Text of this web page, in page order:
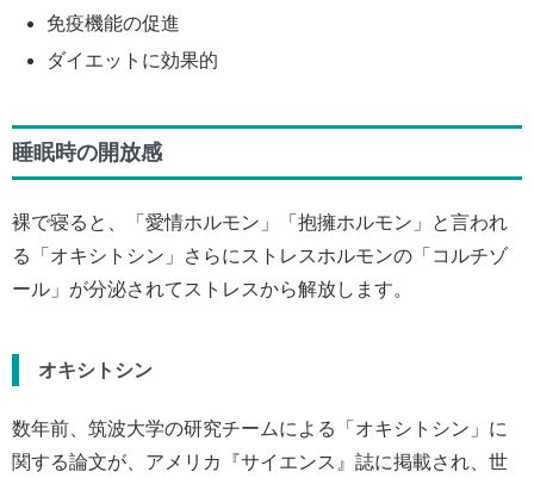
免疫機能の促進
ダイエットに効果的
睡眠時の開放感
裸で寝ると、「愛情ホルモン」「抱擁ホルモン」と言われ
る「オキシトシン」さらにストレスホルモンの「コルチゾ
ール」が分泌されてストレスから解放します。
オキシトシン
数年前、筑波大学の研究チームによる「オキシトシン」に
関する論文が、アメリカ『サイエンス』誌に掲載され、世